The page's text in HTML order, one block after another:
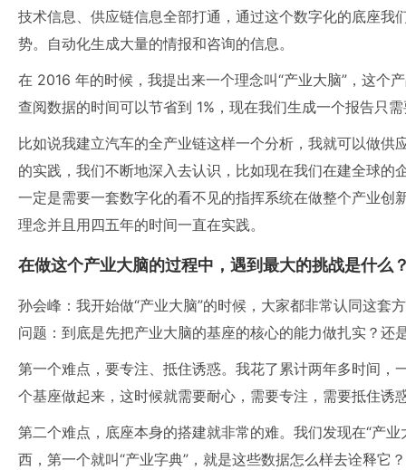
技术信息、供应链信息全部打通，通过这个数字化的底座我
势。自动化生成大量的情报和咨询的信息。
在 2016 年的时候，我提出来一个理念叫“产业大脑”，这个
查阅数据的时间可以节省到 1%，现在我们生成一个报告只
比如说我建立汽车的全产业链这样一个分析，我就可以做
的实践，我们不断地深入去认识，比如现在我们在建全球
一定是需要一套数字化的看不见的指挥系统在做整个产业创
理念并且用四五年的时间一直在实践。
在做这个产业大脑的过程中，遇到最大的挑战是什么
孙会峰：我开始做“产业大脑”的时候，大家都非常认同这套
问题：到底是先把产业大脑的基座的核心的能力做扎实？还
第一个难点，要专注、抵住诱惑。我花了累计两年多时间，
个基座做起来，这时候就需要耐心，需要专注，需要抵住诱
第二个难点，底座本身的搭建就非常的难。我们发现在“产
西，第一个就叫“产业字典”，就是这些数据怎么样去诠释它